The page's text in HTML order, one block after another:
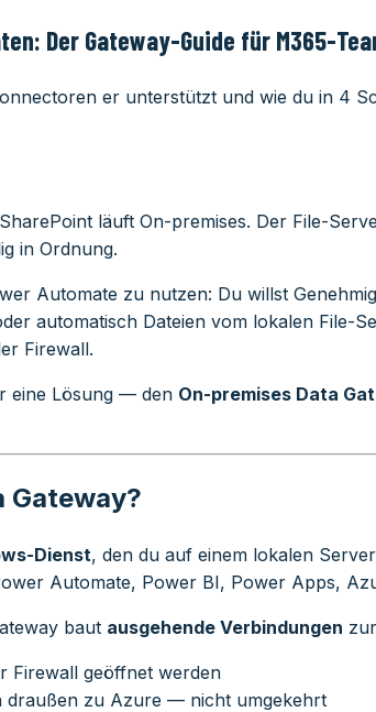
Der Gateway-Guide für M365-
er unterstützt und wie du in 4
läuft On-premises. Der File-
in Ordnung.
Automate zu nutzen: Du willst
automatisch Dateien vom lokalen File-
Firewall.
eine Lösung — den On-premises Data
Gateway?
Dienst, den du auf einem lokalen
Automate, Power BI, Power Apps,
baut ausgehende Verbindungen
Firewall geöffnet werden
draußen zu Azure — nicht umgekehrt